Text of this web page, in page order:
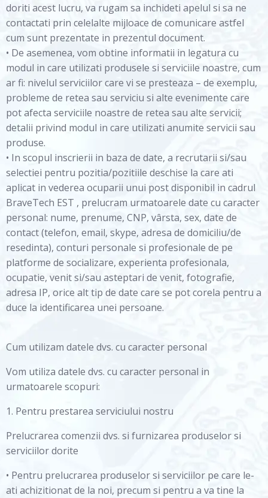
doriti acest lucru, va rugam sa inchideti apelul si sa ne
contactati prin celelalte mijloace de comunicare astfel
cum sunt prezentate in prezentul document.
• De asemenea, vom obtine informatii in legatura cu
modul in care utilizati produsele si serviciile noastre, cum
ar fi: nivelul serviciilor care vi se presteaza – de exemplu,
probleme de retea sau serviciu si alte evenimente care
pot afecta serviciile noastre de retea sau alte servicii;
detalii privind modul in care utilizati anumite servicii sau
produse.
• In scopul inscrierii in baza de date, a recrutarii si/sau
selectiei pentru pozitia/pozitiile deschise la care ati
aplicat in vederea ocuparii unui post disponibil in cadrul
BraveTech EST , prelucram urmatoarele date cu caracter
personal: nume, prenume, CNP, vârsta, sex, date de
contact (telefon, email, skype, adresa de domiciliu/de
resedinta), conturi personale si profesionale de pe
platforme de socializare, experienta profesionala,
ocupatie, venit si/sau asteptari de venit, fotografie,
adresa IP, orice alt tip de date care se pot corela pentru a
duce la identificarea unei persoane.
Cum utilizam datele dvs. cu caracter personal
Vom utiliza datele dvs. cu caracter personal in
urmatoarele scopuri:
1. Pentru prestarea serviciului nostru
Prelucrarea comenzii dvs. si furnizarea produselor si
serviciilor dorite
• Pentru prelucrarea produselor si serviciilor pe care le-
ati achizitionat de la noi, precum si pentru a va tine la